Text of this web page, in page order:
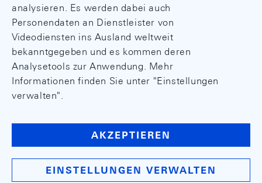
analysieren. Es werden dabei auch
Personendaten an Dienstleister von
Videodiensten ins Ausland weltweit
bekanntgegeben und es kommen deren
Analysetools zur Anwendung. Mehr
Informationen finden Sie unter "Einstellungen
verwalten".
AKZEPTIEREN
EINSTELLUNGEN VERWALTEN